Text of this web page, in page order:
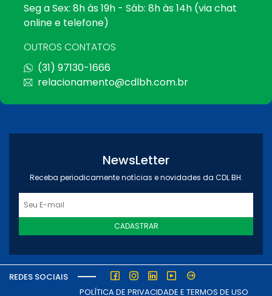
Seg a Sex: 8h às 19h - Sáb: 8h às 14h (via chat
online e telefone)
OUTROS CONTATOS
(31) 97130-1666
relacionamento@cdlbh.com.br
NewsLetter
Receba periodicamente notícias e novidades da CDL BH.
CADASTRAR
REDES SOCIAIS
POLÍTICA DE PRIVACIDADE E TERMOS DE USO